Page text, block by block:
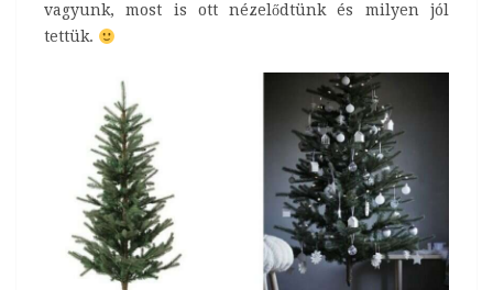
vagyunk, most is ott nézelődtünk és milyen jól
tettük.